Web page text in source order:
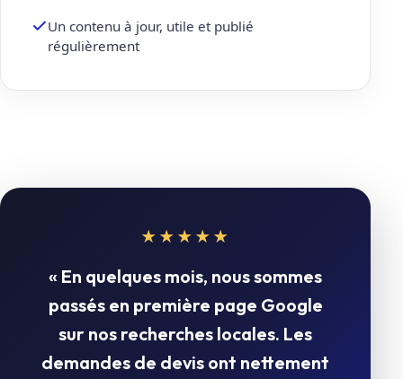
Un contenu à jour, utile et publié
régulièrement
★★★★★
« En quelques mois, nous sommes
passés en première page Google
sur nos recherches locales. Les
demandes de devis ont nettement